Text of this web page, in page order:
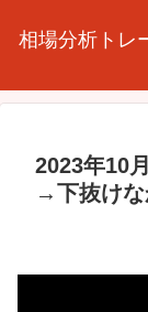
相場分析トレ
2023年10
→下抜けな